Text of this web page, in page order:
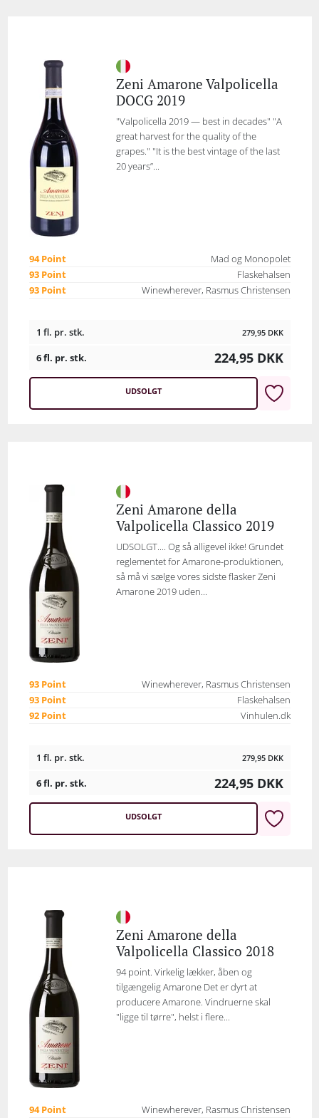
Zeni Amarone Valpolicella
DOCG 2019
"Valpolicella 2019 — best in decades" "A
great harvest for the quality of the
grapes." "It is the best vintage of the last
20 years”...
94 Point
Mad og Monopolet
93 Point
Flaskehalsen
93 Point
Winewherever, Rasmus Christensen
1 fl. pr. stk. 279,95 DKK
6 fl. pr. stk. 224,95 DKK
UDSOLGT
Zeni Amarone della
Valpolicella Classico 2019
UDSOLGT.... Og så alligevel ikke! Grundet
reglementet for Amarone-produktionen,
så må vi sælge vores sidste flasker Zeni
Amarone 2019 uden...
93 Point
Winewherever, Rasmus Christensen
93 Point
Flaskehalsen
92 Point
Vinhulen.dk
1 fl. pr. stk. 279,95 DKK
6 fl. pr. stk. 224,95 DKK
UDSOLGT
Zeni Amarone della
Valpolicella Classico 2018
94 point. Virkelig lækker, åben og
tilgængelig Amarone Det er dyrt at
producere Amarone. Vindruerne skal
"ligge til tørre", helst i flere...
94 Point Winewherever, Rasmus Christensen